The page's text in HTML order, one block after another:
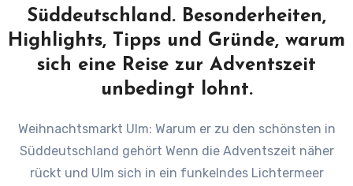
Süddeutschland. Besonderheiten,
Highlights, Tipps und Gründe, warum
sich eine Reise zur Adventszeit
unbedingt lohnt.
Weihnachtsmarkt Ulm: Warum er zu den schönsten in
Süddeutschland gehört Wenn die Adventszeit näher
rückt und Ulm sich in ein funkelndes Lichtermeer